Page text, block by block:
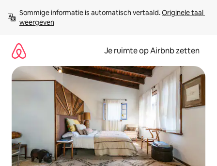
direct
naar
Sommige informatie is automatisch vertaald. Originele taal
weergeven
Je ruimte op Airbnb zetten